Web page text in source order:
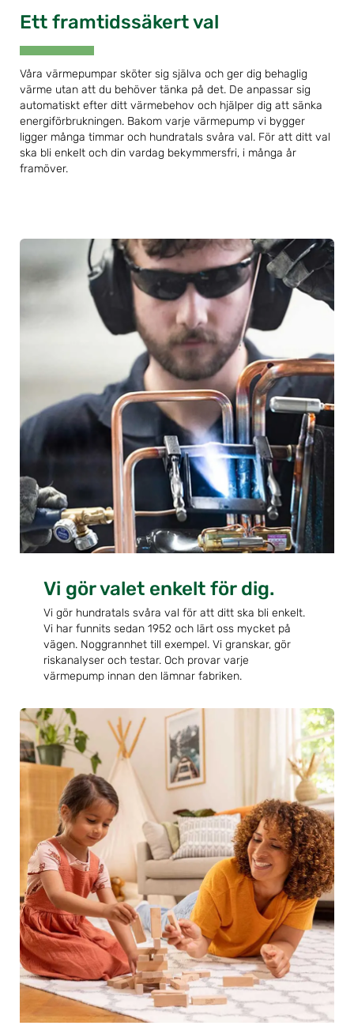
Ett framtidssäkert val
Våra värmepumpar sköter sig själva och ger dig behaglig
värme utan att du behöver tänka på det. De anpassar sig
automatiskt efter ditt värmebehov och hjälper dig att sänka
energiförbrukningen. Bakom varje värmepump vi bygger
ligger många timmar och hundratals svåra val. För att ditt val
ska bli enkelt och din vardag bekymmersfri, i många år
framöver.
Vi gör valet enkelt för dig.
Vi gör hundratals svåra val för att ditt ska bli enkelt.
Vi har funnits sedan 1952 och lärt oss mycket på
vägen. Noggrannhet till exempel. Vi granskar, gör
riskanalyser och testar. Och provar varje
värmepump innan den lämnar fabriken.